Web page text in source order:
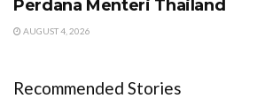
Perdana Menteri Thailand
AUGUST 4, 2026
Recommended Stories